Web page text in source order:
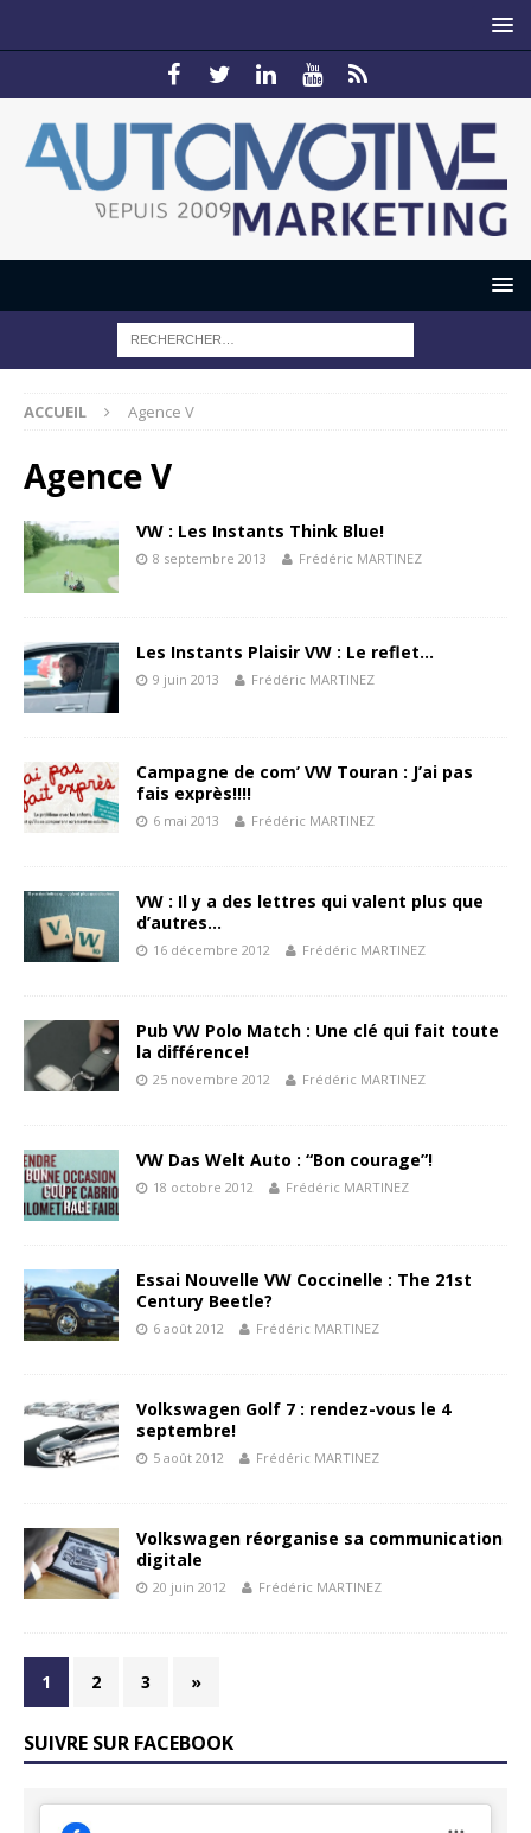
ACCUEIL Agence V
Agence V
VW : Les Instants Think Blue!
8 septembre 2013 Frédéric MARTINEZ
Les Instants Plaisir VW : Le reflet…
9 juin 2013 Frédéric MARTINEZ
Campagne de com’ VW Touran : J’ai pas
fais exprès!!!!
6 mai 2013 Frédéric MARTINEZ
VW : Il y a des lettres qui valent plus que
d’autres…
16 décembre 2012 Frédéric MARTINEZ
Pub VW Polo Match : Une clé qui fait toute
la différence!
25 novembre 2012 Frédéric MARTINEZ
VW Das Welt Auto : “Bon courage”!
18 octobre 2012 Frédéric MARTINEZ
Essai Nouvelle VW Coccinelle : The 21st
Century Beetle?
6 août 2012 Frédéric MARTINEZ
Volkswagen Golf 7 : rendez-vous le 4
septembre!
5 août 2012 Frédéric MARTINEZ
Volkswagen réorganise sa communication
digitale
20 juin 2012 Frédéric MARTINEZ
1 2 3 »
SUIVRE SUR FACEBOOK